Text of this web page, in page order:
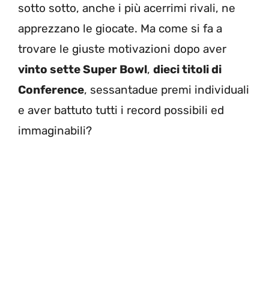
sotto sotto, anche i più acerrimi rivali, ne
apprezzano le giocate. Ma come si fa a
trovare le giuste motivazioni dopo aver
vinto sette Super Bowl, dieci titoli di
Conference, sessantadue premi individuali
e aver battuto tutti i record possibili ed
immaginabili?